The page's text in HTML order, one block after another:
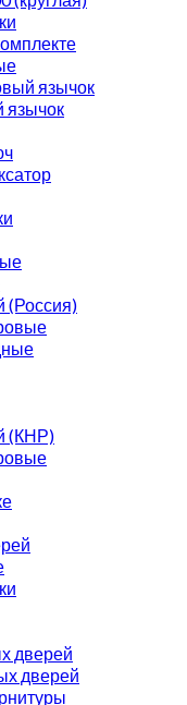
язычок
язычок
(Россия)
(КНР)
дверей
дверей